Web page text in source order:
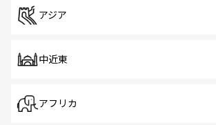
アジア
中近東
アフリカ